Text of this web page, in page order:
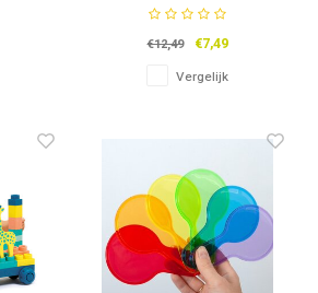
Pinguïns
€12,49 €7,49
Vergelijk